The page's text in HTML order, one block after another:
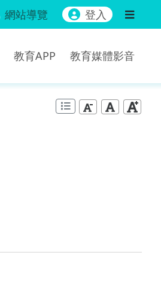
網站導覽 登入
教育APP 教育媒體影音